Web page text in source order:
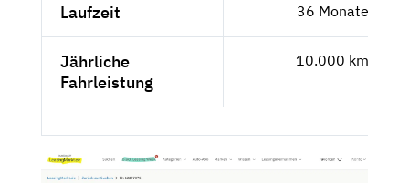
Laufzeit 36 Monate
Jährliche
Fahrleistung
10.000 km